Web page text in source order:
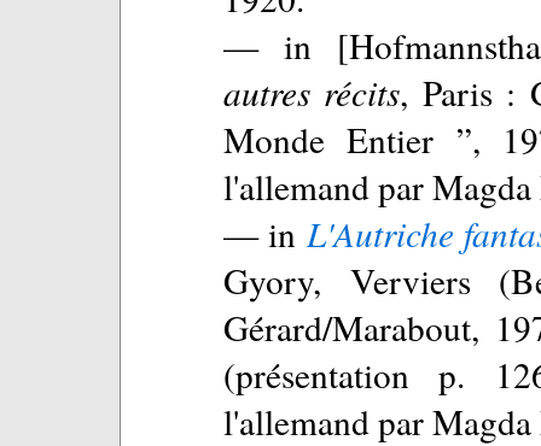
— in
autres récits, Paris :
Monde Entier ”,
l'allemand par
— inL'Autriche
Gyory, Verviers
Gérard/Marabout,
(présentation p.
l'allemand par